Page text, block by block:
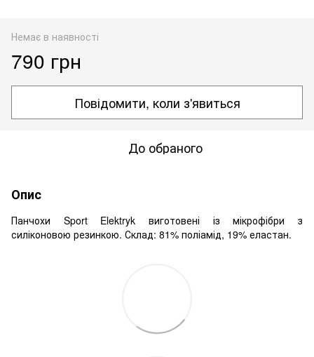
Немає в наявності
790 грн
Повідомити, коли з'явиться
До обраного
Опис
Панчохи Sport Elektryk виготовені із мікрофібри з
силіконовою резинкою. Склад: 81% поліамід, 19% еластан.